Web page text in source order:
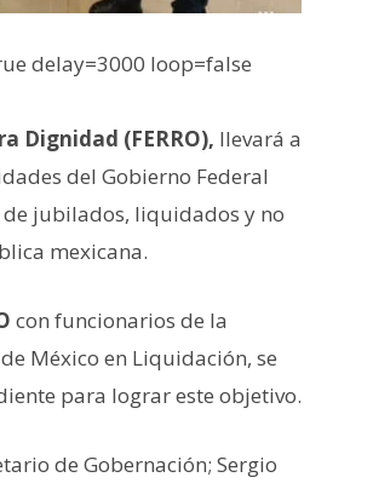
delay=3000 loop=false
Dignidad (FERRO), llevará a
del Gobierno Federal
de jubilados, liquidados y no
mexicana.
con funcionarios de la
México en Liquidación, se
para lograr este objetivo.
de Gobernación; Sergio